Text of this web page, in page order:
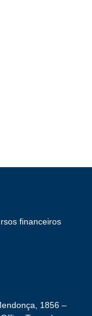
financeiros
1856 –